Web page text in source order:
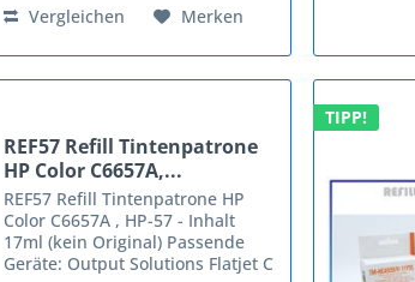
Vergleichen Merken
REF57 Refill Tintenpatrone
HP Color C6657A,...
REF57 Refill Tintenpatrone HP
Color C6657A , HP-57 - Inhalt
17ml (kein Original) Passende
Geräte: Output Solutions Flatjet C
TIPP!